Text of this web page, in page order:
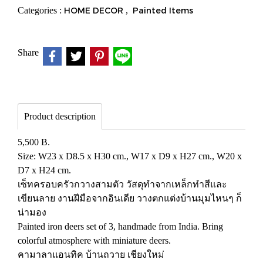
Categories : HOME DECOR , Painted Items
Share
Product description
5,500 B.
Size: W23 x D8.5 x H30 cm., W17 x D9 x H27 cm., W20 x
D7 x H24 cm.
เซ็ทครอบครัวกวางสามตัว วัสดุทำจากเหล็กทำสีและ
เขียนลาย งานฝีมือจากอินเดีย วางตกแต่งบ้านมุมไหนๆ ก็
น่ามอง
Painted iron deers set of 3, handmade from India. Bring
colorful atmosphere with miniature deers.
คามาลาแอนทิค บ้านถวาย เชียงใหม่